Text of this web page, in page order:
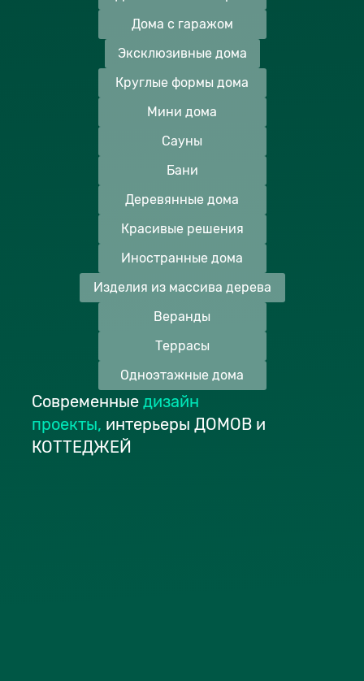
Дома с гаражом
Эксклюзивные дома
Круглые формы дома
Мини дома
Сауны
Бани
Деревянные дома
Красивые решения
Иностранные дома
Изделия из массива дерева
Веранды
Террасы
Одноэтажные дома
Современные дизайн
проекты, интерьеры ДОМОВ и
КОТТЕДЖЕЙ